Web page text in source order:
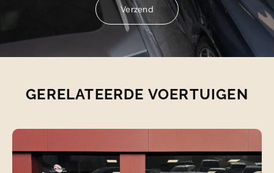
Verzend
Verzend
GERELATEERDE VOERTUIGEN